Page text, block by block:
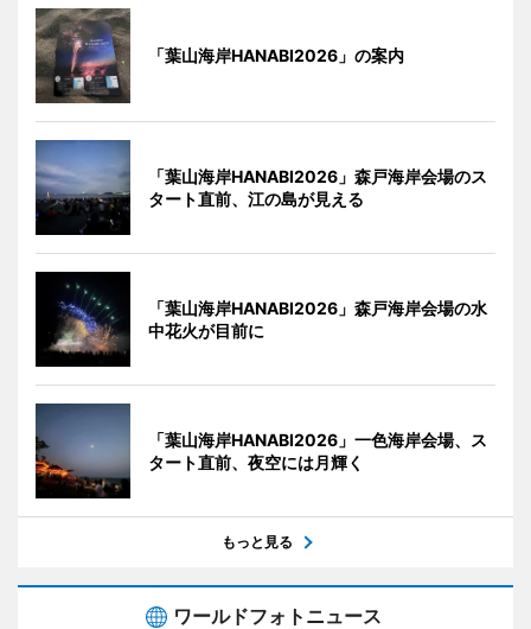
「葉山海岸HANABI2026」の案内
「葉山海岸HANABI2026」森戸海岸会場のス
タート直前、江の島が見える
「葉山海岸HANABI2026」森戸海岸会場の水
中花火が目前に
「葉山海岸HANABI2026」一色海岸会場、ス
タート直前、夜空には月輝く
もっと見る
ワールドフォトニュース